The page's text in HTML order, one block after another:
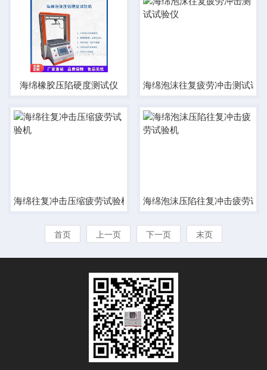
海绵橡胶压陷硬度测试仪 海绵泡沫往复疲劳冲击测试试
海绵往复冲击压缩疲劳试验机 海绵泡沫压陷往复冲击疲劳试
首页 上一页 下一页 末页